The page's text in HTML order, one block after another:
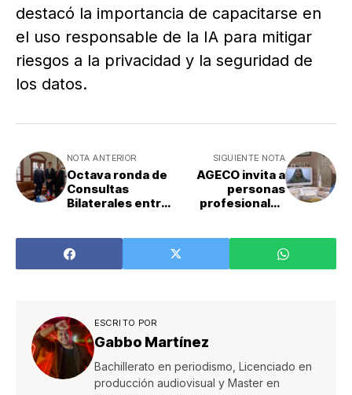
destacó la importancia de capacitarse en
el uso responsable de la IA para mitigar
riesgos a la privacidad y la seguridad de
los datos.
NOTA ANTERIOR
Octava ronda de
Consultas
Bilaterales entre
hito en la
cooperación
mutua
SIGUIENTE NOTA
AGECO invita a
personas
profesionales
conocimiento en
el programa Sigo
Vigente+45
ESCRITO POR
Gabbo Martínez
Bachillerato en periodismo, Licenciado en
producción audiovisual y Master en